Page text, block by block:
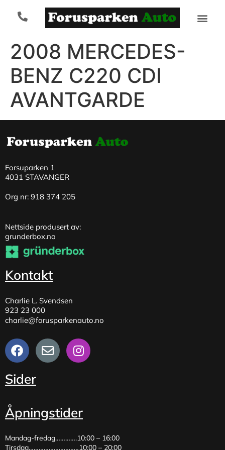
2008 MERCEDES-
BENZ C220 CDI
AVANTGARDE
Forsuparken 1
4031 STAVANGER
Org nr: 918 374 205
Nettside produsert av:
grunderbox.no
Kontakt
Charlie L. Svendsen
923 23 000
charlie@forusparkenauto.no
Sider
Åpningstider
Mandag-fredag………….10:00 – 16:00
Tirsdag…………………………10:00 – 20:00